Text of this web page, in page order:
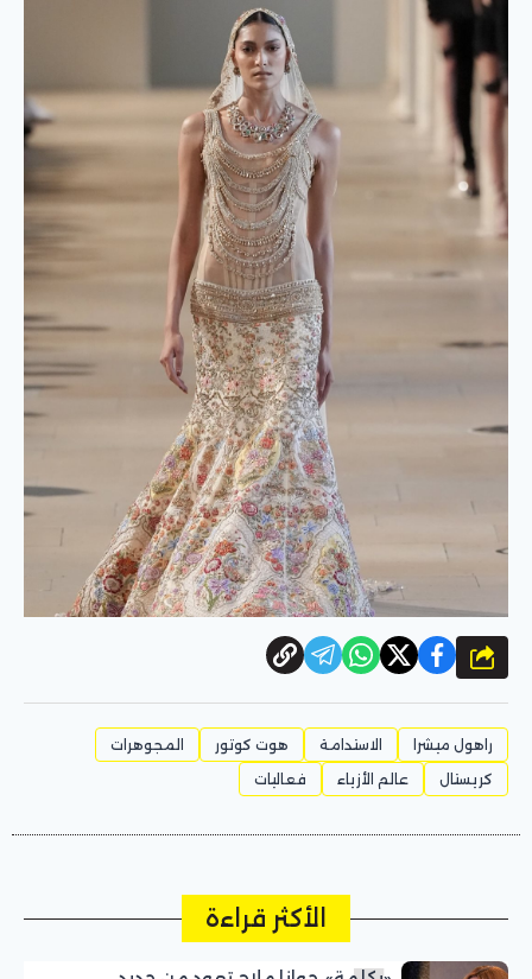
شارك
راهول ميشرا الاستدامة هوت كوتور
المجوهرات
كريستال
عالم الأزياء فعاليات
الأكثر قراءة